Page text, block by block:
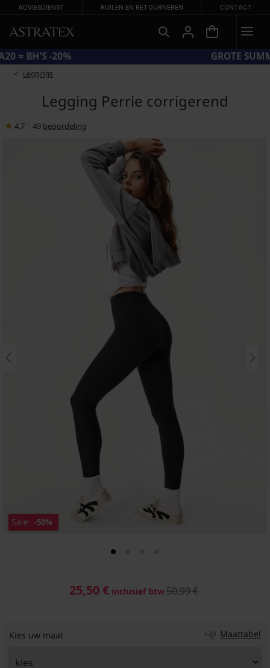
ADVIESDIENST RUILEN EN RETOURNEREN CONTACT
CODE BRA20 = BH'S -20%
Leggings
Legging Perrie corrigerend
4,7 49 beoordeling
Sale -50%
25,50 € inclusief btw50,99 €
Kies uw maat Maattabel